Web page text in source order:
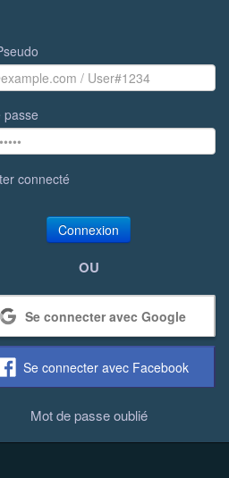
passe
connecté
Connexion
OU
Se connecter avec Google
Se connecter avec Facebook
Mot de passe oublié